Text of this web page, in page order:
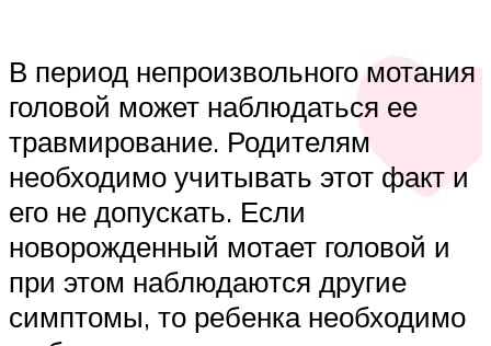
В период непроизвольного мотания
головой может наблюдаться ее
травмирование. Родителям
необходимо учитывать этот факт и
его не допускать. Если
новорожденный мотает головой и
при этом наблюдаются другие
симптомы, то ребенка необходимо